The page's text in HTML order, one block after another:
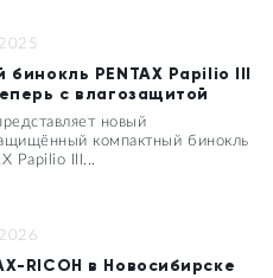
бинокль PENTAX Papilio III
с влагозащитой
новый
компактный бинокль
Papilio III...
RICOH в Новосибирске